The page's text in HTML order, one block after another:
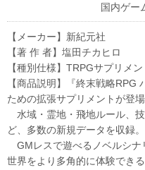
国内ゲー
【メーカー】新紀元社
【著 作 者】塩田チカヒロ
【種別仕様】TRPGサプリメ
【商品説明】『終末戦略RPG
ための拡張サプリメントが登場
水域・霊地・飛地ルール、
ど、多数の新規データを収録。
GMレスで遊べるノベルシナ
世界をより多角的に体験できる